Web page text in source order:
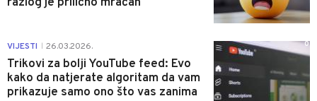
VIJESTI 26.03.2026.
Trikovi za bolji YouTube feed: Evo
kako da natjerate algoritam da vam
prikazuje samo ono što vas zanima
0